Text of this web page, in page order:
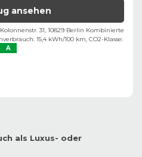
ansehen
31, 10829 Berlin
Kombinierte
15,4 kWh/100 km, CO2-Klasse:
A
als Luxus- oder